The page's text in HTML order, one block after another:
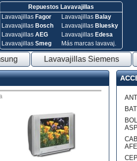
Repuestos Lavavajillas
Lavavajillas Fagor
Lavavajillas Bosch
Lavavajillas AEG
Lavavajillas Smeg
Lavavajillas Balay
Lavavajillas Bluesky
Lavavajillas Edesa
Más marcas lavavaj.
Lavavajillas Siemens